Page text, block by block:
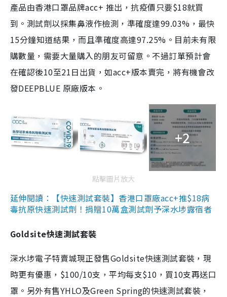
產品由香港口罩品牌acc+ 推出，抗疫價只要$18就買
到。測試劑以採集鼻液作檢測，準確度達99.03%，最快
15分鐘知道結果，而且準確度高達97.25%。目前未有限
購數量，需要大量購入的朋友可留意。不過訂單預計會
在確認後10至21日出貨，如acc+版本賣完，將有機會改
發DEEPBLUE 原廠版本。
+2
點擊圖片放大
延伸閱讀：【快速測試套裝】香港口罩廠acc+推$18病
毒抗原快速測試劑！捐贈10萬盒測試劑予深水埗露宿者
Goldsite快速測試套裝
深水埗電子特賣城現正發售Goldsite快速測試套裝，現
時更有優惠，$100/10支，平均每支$10，買10支再送口
罩。另外有售YHLO及Green Spring的快速測試套裝，